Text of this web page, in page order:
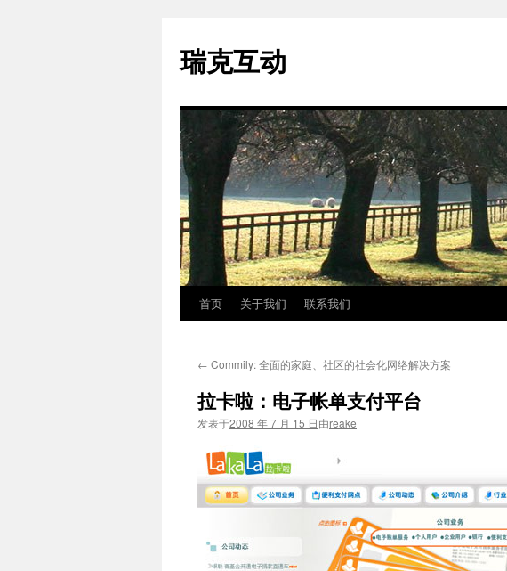
瑞克互动
文
首页 关于我们 联系我们
← Commily: 全面的家庭、社区的社会化网络解决方案
拉卡啦：电子帐单支付平台
发表于2008 年 7 月 15 日由reake